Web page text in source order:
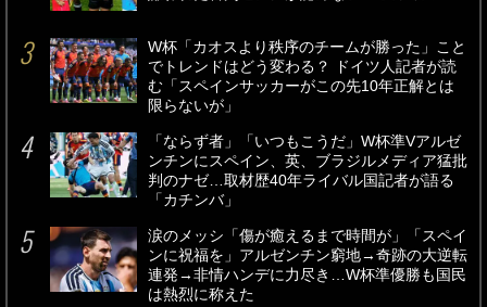
W杯「カオスより秩序のチームが勝った」こと
でトレンドはどう変わる？ ドイツ人記者が読
む「スペインサッカーがこの先10年正解とは
限らないが」
「ならず者」「いつもこうだ」W杯準Vアルゼ
ンチンにスペイン、英、ブラジルメディア猛批
判のナゼ…取材歴40年ライバル国記者が語る
「カチンバ」
涙のメッシ「傷が癒えるまで時間が」「スペイ
ンに祝福を」アルゼンチン窮地→奇跡の大逆転
連発→非情ハンデに力尽き…W杯準優勝も国民
は熱烈に称えた